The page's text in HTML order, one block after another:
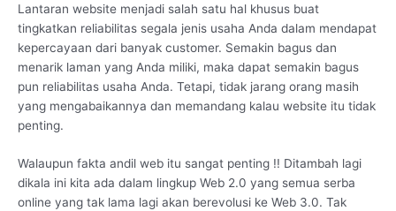
Lantaran website menjadi salah satu hal khusus buat
tingkatkan reliabilitas segala jenis usaha Anda dalam mendapat
kepercayaan dari banyak customer. Semakin bagus dan
menarik laman yang Anda miliki, maka dapat semakin bagus
pun reliabilitas usaha Anda. Tetapi, tidak jarang orang masih
yang mengabaikannya dan memandang kalau website itu tidak
penting.
Walaupun fakta andil web itu sangat penting !! Ditambah lagi
dikala ini kita ada dalam lingkup Web 2.0 yang semua serba
online yang tak lama lagi akan berevolusi ke Web 3.0. Tak